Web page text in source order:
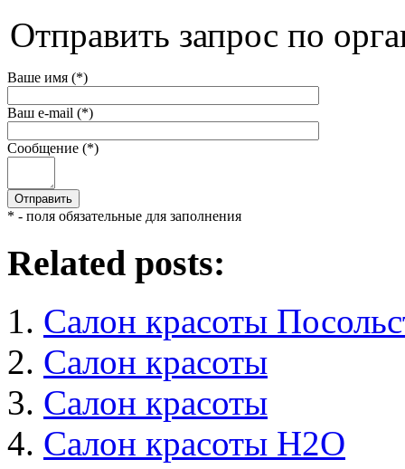
Отправить запрос по
Ваше имя (*)
Ваш e-mail (*)
Сообщение (*)
* - поля обязательные для заполнения
Related posts:
Салон красоты
Салон красоты
Салон красоты
Салон красоты H2O